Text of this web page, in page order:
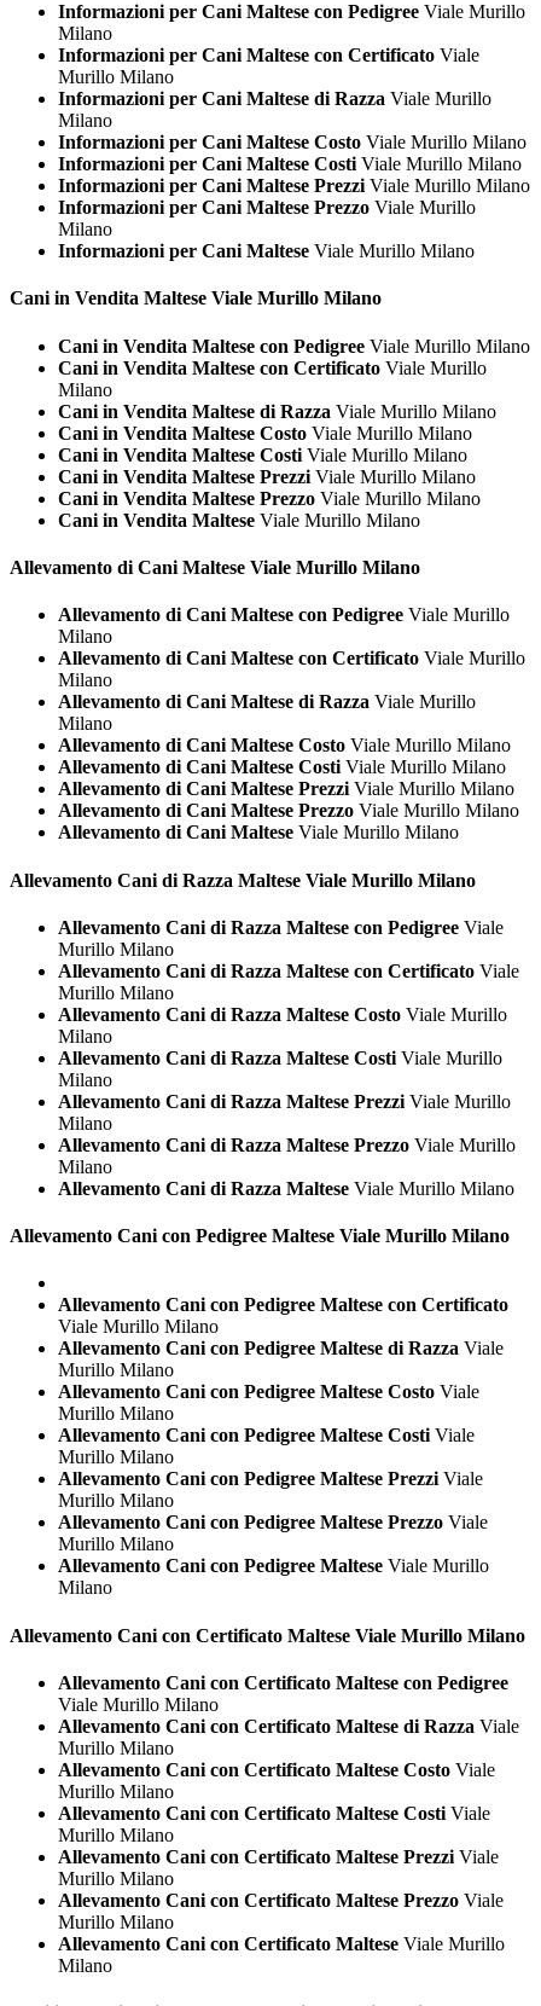
Informazioni per Cani Maltese con Pedigree Viale Murillo
Milano
Informazioni per Cani Maltese con Certificato Viale
Murillo Milano
Informazioni per Cani Maltese di Razza Viale Murillo
Milano
Informazioni per Cani Maltese Costo Viale Murillo Milano
Informazioni per Cani Maltese Costi Viale Murillo Milano
Informazioni per Cani Maltese Prezzi Viale Murillo Milano
Informazioni per Cani Maltese Prezzo Viale Murillo
Milano
Informazioni per Cani Maltese Viale Murillo Milano
Cani in Vendita Maltese Viale Murillo Milano
Cani in Vendita Maltese con Pedigree Viale Murillo Milano
Cani in Vendita Maltese con Certificato Viale Murillo
Milano
Cani in Vendita Maltese di Razza Viale Murillo Milano
Cani in Vendita Maltese Costo Viale Murillo Milano
Cani in Vendita Maltese Costi Viale Murillo Milano
Cani in Vendita Maltese Prezzi Viale Murillo Milano
Cani in Vendita Maltese Prezzo Viale Murillo Milano
Cani in Vendita Maltese Viale Murillo Milano
Allevamento di Cani Maltese Viale Murillo Milano
Allevamento di Cani Maltese con Pedigree Viale Murillo
Milano
Allevamento di Cani Maltese con Certificato Viale Murillo
Milano
Allevamento di Cani Maltese di Razza Viale Murillo
Milano
Allevamento di Cani Maltese Costo Viale Murillo Milano
Allevamento di Cani Maltese Costi Viale Murillo Milano
Allevamento di Cani Maltese Prezzi Viale Murillo Milano
Allevamento di Cani Maltese Prezzo Viale Murillo Milano
Allevamento di Cani Maltese Viale Murillo Milano
Allevamento Cani di Razza Maltese Viale Murillo Milano
Allevamento Cani di Razza Maltese con Pedigree Viale
Murillo Milano
Allevamento Cani di Razza Maltese con Certificato Viale
Murillo Milano
Allevamento Cani di Razza Maltese Costo Viale Murillo
Milano
Allevamento Cani di Razza Maltese Costi Viale Murillo
Milano
Allevamento Cani di Razza Maltese Prezzi Viale Murillo
Milano
Allevamento Cani di Razza Maltese Prezzo Viale Murillo
Milano
Allevamento Cani di Razza Maltese Viale Murillo Milano
Allevamento Cani con Pedigree Maltese Viale Murillo Milano
Allevamento Cani con Pedigree Maltese con Certificato
Viale Murillo Milano
Allevamento Cani con Pedigree Maltese di Razza Viale
Murillo Milano
Allevamento Cani con Pedigree Maltese Costo Viale
Murillo Milano
Allevamento Cani con Pedigree Maltese Costi Viale
Murillo Milano
Allevamento Cani con Pedigree Maltese Prezzi Viale
Murillo Milano
Allevamento Cani con Pedigree Maltese Prezzo Viale
Murillo Milano
Allevamento Cani con Pedigree Maltese Viale Murillo
Milano
Allevamento Cani con Certificato Maltese Viale Murillo Milano
Allevamento Cani con Certificato Maltese con Pedigree
Viale Murillo Milano
Allevamento Cani con Certificato Maltese di Razza Viale
Murillo Milano
Allevamento Cani con Certificato Maltese Costo Viale
Murillo Milano
Allevamento Cani con Certificato Maltese Costi Viale
Murillo Milano
Allevamento Cani con Certificato Maltese Prezzi Viale
Murillo Milano
Allevamento Cani con Certificato Maltese Prezzo Viale
Murillo Milano
Allevamento Cani con Certificato Maltese Viale Murillo
Milano